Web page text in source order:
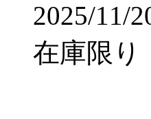
2025/11/
在庫限り